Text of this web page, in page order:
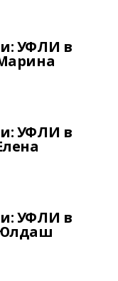
УФЛИ в
УФЛИ в
УФЛИ в
Юлдаш